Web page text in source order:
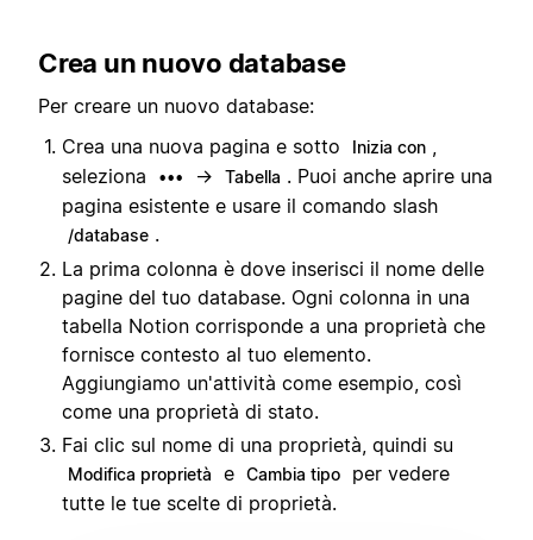
Crea un nuovo database
Per creare un nuovo database:
Crea una nuova pagina e sotto
Inizia con ,
seleziona
••• → Tabella . Puoi anche aprire una
pagina esistente e usare il comando slash
/database .
La prima colonna è dove inserisci il nome delle
pagine del tuo database. Ogni colonna in una
tabella Notion corrisponde a una proprietà che
fornisce contesto al tuo elemento.
Aggiungiamo un'attività come esempio, così
come una proprietà di stato.
Fai clic sul nome di una proprietà, quindi su
Modifica proprietà e Cambia tipo
per vedere
tutte le tue scelte di proprietà.